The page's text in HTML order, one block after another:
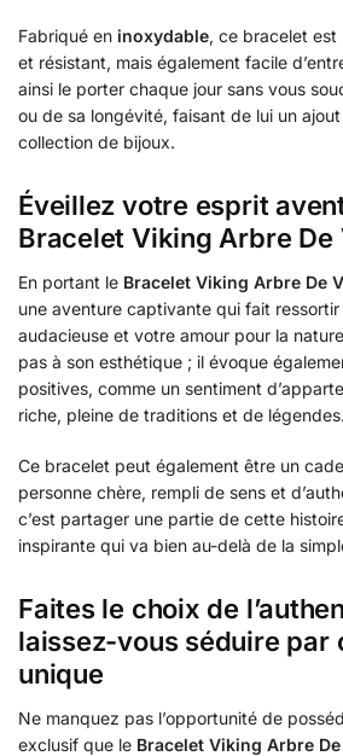
Fabriqué en inoxydable, ce bracelet est
et résistant, mais également facile
ainsi le porter chaque jour sans vous
ou de sa longévité, faisant de lui un
collection de bijoux.
Éveillez votre esprit
Bracelet Viking Arbre De
En portant le Bracelet Viking Arbre De
une aventure captivante qui fait
audacieuse et votre amour pour la
pas à son esthétique ; il évoque
positives, comme un sentiment
riche, pleine de traditions et de légendes.
Ce bracelet peut également être un
personne chère, rempli de sens et
c’est partager une partie de cette
inspirante qui va bien au-delà de la
Faites le choix de
laissez-vous séduire par
unique
Ne manquez pas l’opportunité de
exclusif que le Bracelet Viking Arbre